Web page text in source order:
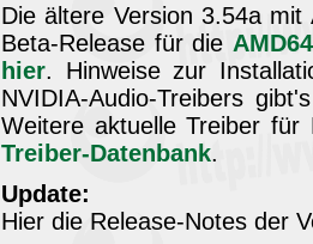
Die ältere Version 3.54a
Beta-Release für die
hier. Hinweise zur
NVIDIA-Audio-Treibers
Weitere aktuelle Treiber
Treiber-Datenbank.
Update:
Hier die Release-Notes der